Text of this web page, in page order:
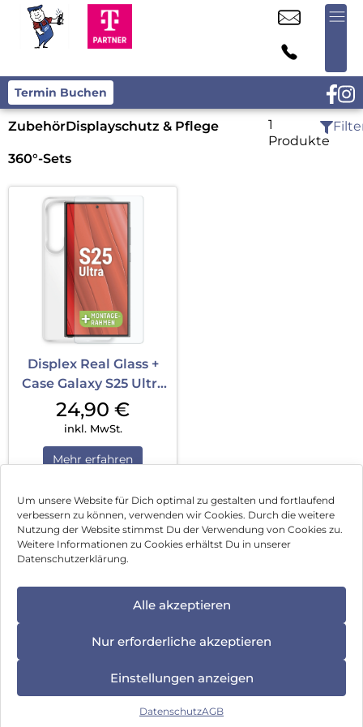
Um unsere Website für Dich optimal zu gestalten und fortlaufend
verbessern zu können, verwenden wir Cookies. Durch die weitere
Nutzung der Website stimmst Du der Verwendung von Cookies zu.
Weitere Informationen zu Cookies erhältst Du in unserer
Datenschutzerklärung.
Alle akzeptieren
Nur erforderliche akzeptieren
Einstellungen anzeigen
DatenschutzAGB
Termin Buchen
ZubehörDisplayschutz & Pflege
360°-Sets
1
Produkte
Displex Real Glass +
Case Galaxy S25 Ultra
Transparent
24,90 €
inkl. MwSt.
Mehr erfahren
Impressum
Hinweis zur Batterieentsorgung
Newsletter
, Brodos AG – All Rights Reserved.